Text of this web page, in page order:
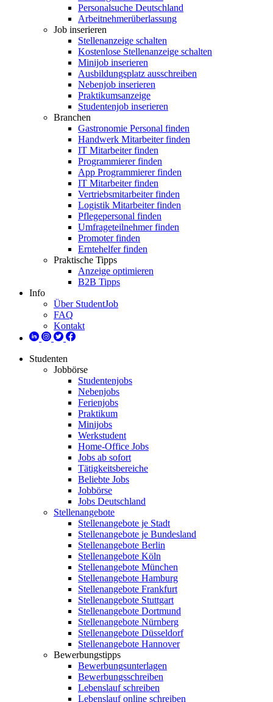
Personalsuche Deutschland
Arbeitnehmerüberlassung
Job inserieren
Stellenanzeige schalten
Kostenlose Stellenanzeige schalten
Minijob inserieren
Ausbildungsplatz ausschreiben
Nebenjob inserieren
Praktikumsanzeige
Studentenjob inserieren
Branchen
Gastronomie Personal finden
Handwerk Mitarbeiter finden
IT Mitarbeiter finden
Programmierer finden
App Programmierer finden
IT Mitarbeiter finden
Vertriebsmitarbeiter finden
Logistik Mitarbeiter finden
Pflegepersonal finden
Umfrageteilnehmer finden
Promoter finden
Erntehelfer finden
Praktische Tipps
Anzeige optimieren
B2B Tipps
Info
Über StudentJob
FAQ
Kontakt
Studenten
Jobbörse
Studentenjobs
Nebenjobs
Ferienjobs
Praktikum
Minijobs
Werkstudent
Home-Office Jobs
Jobs ab sofort
Tätigkeitsbereiche
Beliebte Jobs
Jobbörse
Jobs Deutschland
Stellenangebote
Stellenangebote je Stadt
Stellenangebote je Bundesland
Stellenangebote Berlin
Stellenangebote Köln
Stellenangebote München
Stellenangebote Hamburg
Stellenangebote Frankfurt
Stellenangebote Stuttgart
Stellenangebote Dortmund
Stellenangebote Nürnberg
Stellenangebote Düsseldorf
Stellenangebote Hannover
Bewerbungstipps
Bewerbungsunterlagen
Bewerbungsschreiben
Lebenslauf schreiben
Lebenslauf online schreiben